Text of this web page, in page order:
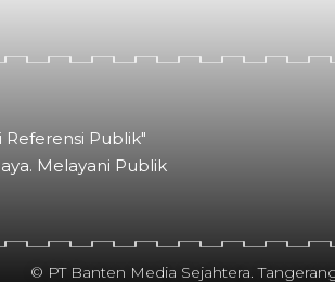
Publik"
Melayani Publik
© PT Banten Media Sejahtera.